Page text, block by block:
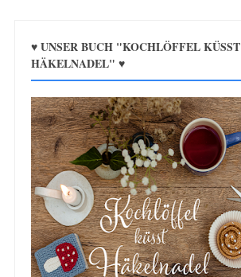
♥ UNSER BUCH "KOCHLÖFFEL KÜSST
HÄKELNADEL" ♥